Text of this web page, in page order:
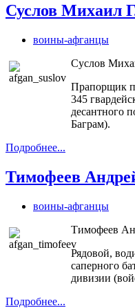
Суслов Михаил
воины-афганцы
Суслов
Прапорщик
345
десантного
Баграм).
Подробнее...
Тимофеев
воины-афганцы
Тимофеев
Рядовой,
саперного
дивизии
Подробнее...